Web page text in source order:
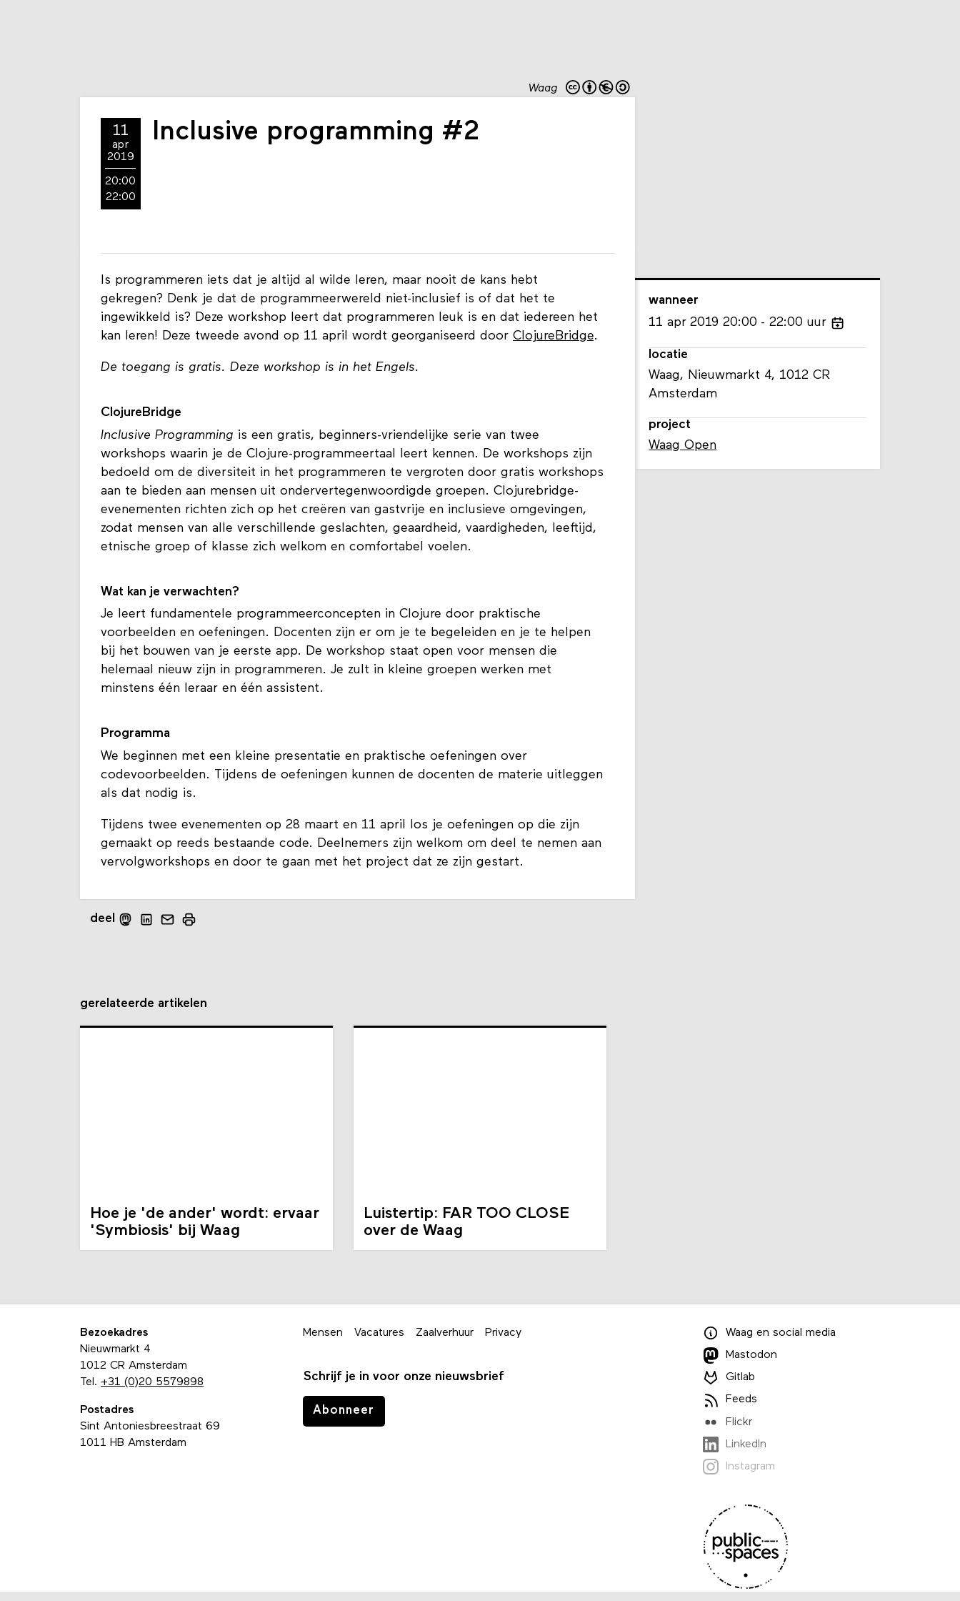
Waag
11
apr
2019
20:00
22:00
Inclusive programming #2
Is programmeren iets dat je altijd al wilde leren, maar nooit de kans hebt
gekregen? Denk je dat de programmeerwereld niet-inclusief is of dat het te
ingewikkeld is? Deze workshop leert dat programmeren leuk is en dat iedereen het
kan leren! Deze tweede avond op 11 april wordt georganiseerd door ClojureBridge.
De toegang is gratis. Deze workshop is in het Engels.
ClojureBridge
Inclusive Programming is een gratis, beginners-vriendelijke serie van twee
workshops waarin je de Clojure-programmeertaal leert kennen. De workshops zijn
bedoeld om de diversiteit in het programmeren te vergroten door gratis workshops
aan te bieden aan mensen uit ondervertegenwoordigde groepen. Clojurebridge-
evenementen richten zich op het creëren van gastvrije en inclusieve omgevingen,
zodat mensen van alle verschillende geslachten, geaardheid, vaardigheden, leeftijd,
etnische groep of klasse zich welkom en comfortabel voelen.
Wat kan je verwachten?
Je leert fundamentele programmeerconcepten in Clojure door praktische
voorbeelden en oefeningen. Docenten zijn er om je te begeleiden en je te helpen
bij het bouwen van je eerste app. De workshop staat open voor mensen die
helemaal nieuw zijn in programmeren. Je zult in kleine groepen werken met
minstens één leraar en één assistent.
Programma
We beginnen met een kleine presentatie en praktische oefeningen over
codevoorbeelden. Tijdens de oefeningen kunnen de docenten de materie uitleggen
als dat nodig is.
Tijdens twee evenementen op 28 maart en 11 april los je oefeningen op die zijn
gemaakt op reeds bestaande code. Deelnemers zijn welkom om deel te nemen aan
vervolgworkshops en door te gaan met het project dat ze zijn gestart.
wanneer
11 apr 2019 20:00 22:00 uur
locatie
Waag, Nieuwmarkt 4, 1012 CR
Amsterdam
project
Waag Open
deel
gerelateerde artikelen
Hoe je 'de ander' wordt: ervaar
'Symbiosis' bij Waag
Luistertip: FAR TOO CLOSE
over de Waag
Bezoekadres
Nieuwmarkt 4
1012 CR Amsterdam
Tel. +31 (0)20 5579898
Postadres
Sint Antoniesbreestraat 69
1011 HB Amsterdam
Mensen Vacatures Zaalverhuur Privacy
Schrijf je in voor onze nieuwsbrief
Abonneer
Waag en social media
Mastodon
Gitlab
Feeds
Flickr
LinkedIn
Instagram